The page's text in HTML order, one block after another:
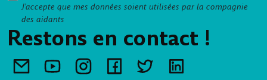
J’accepte que mes données soient utilisées par la compagnie
des aidants
Restons en contact !